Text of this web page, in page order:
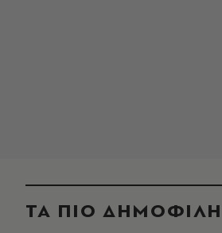
ΤΑ ΠΙΟ ΔΗΜΟΦΙΛΗ